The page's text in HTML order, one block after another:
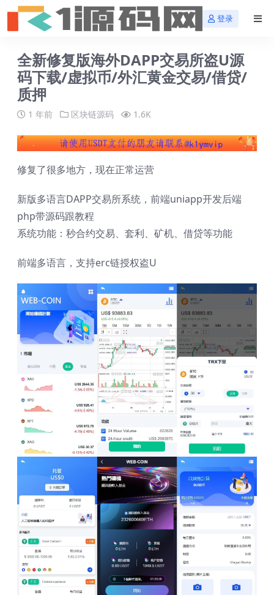
登录
全新修复版海外DAPP交易所盗U源
码下载/虚拟币/外汇黄金交易/借贷/
质押
1 年前 区块链源码 1.6K
修复了很多地方，现在正常运营
新版多语言DAPP交易所系统，前端uniapp开发后端
php带源码跟教程
系统功能：秒合约交易、套利、矿机、借贷等功能
前端多语言，支持erc链授权盗U